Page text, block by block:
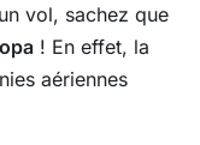
vol, sachez que
! En effet, la
aériennes